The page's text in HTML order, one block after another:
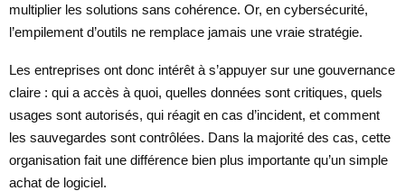
multiplier les solutions sans cohérence. Or, en cybersécurité,
l’empilement d’outils ne remplace jamais une vraie stratégie.
Les entreprises ont donc intérêt à s’appuyer sur une gouvernance
claire : qui a accès à quoi, quelles données sont critiques, quels
usages sont autorisés, qui réagit en cas d’incident, et comment
les sauvegardes sont contrôlées. Dans la majorité des cas, cette
organisation fait une différence bien plus importante qu’un simple
achat de logiciel.